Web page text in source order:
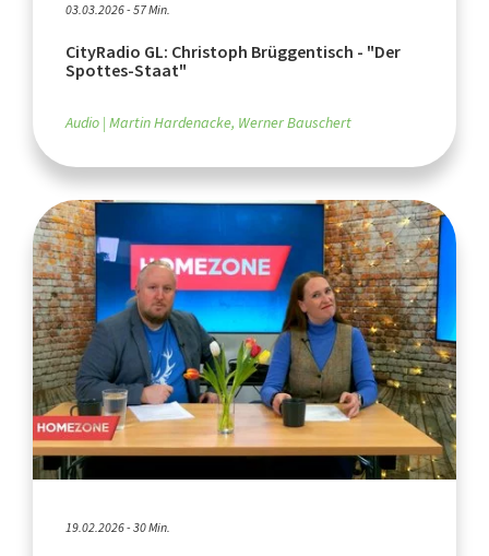
03.03.2026 - 57 Min.
CityRadio GL: Christoph Brüggentisch - "Der
Spottes-Staat"
Audio Martin Hardenacke, Werner Bauschert
19.02.2026 - 30 Min.